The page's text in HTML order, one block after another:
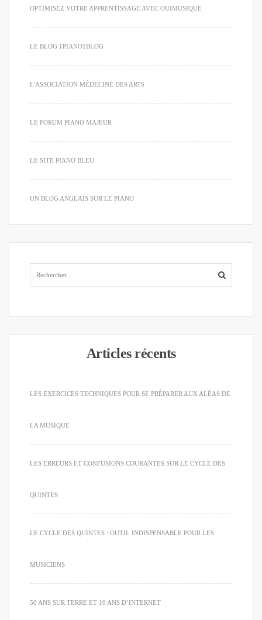
OPTIMISEZ VOTRE APPRENTISSAGE AVEC OUIMUSIQUE
LE BLOG 1PIANO1BLOG
L'ASSOCIATION MÉDECINE DES ARTS
LE FORUM PIANO MAJEUR
LE SITE PIANO BLEU
UN BLOG ANGLAIS SUR LE PIANO
Articles récents
LES EXERCICES TECHNIQUES POUR SE PRÉPARER AUX ALÉAS DE
LA MUSIQUE
LES ERREURS ET CONFUSIONS COURANTES SUR LE CYCLE DES
QUINTES
LE CYCLE DES QUINTES : OUTIL INDISPENSABLE POUR LES
MUSICIENS
50 ANS SUR TERRE ET 10 ANS D’INTERNET